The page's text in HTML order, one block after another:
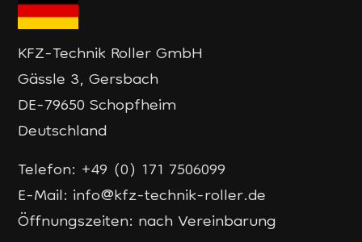
KFZ-Technik Roller GmbH
Gässle 3, Gersbach
DE-79650 Schopfheim
Deutschland
Telefon: +49 (0) 171 7506099
E-Mail:info@kfz-technik-roller.de
Öffnungszeiten: nach Vereinbarung